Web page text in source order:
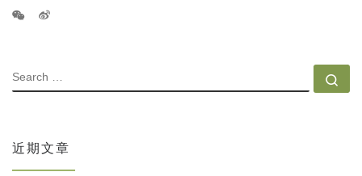
SEARCH
近期文章